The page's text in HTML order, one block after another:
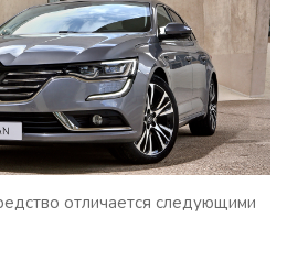
отличается следующими